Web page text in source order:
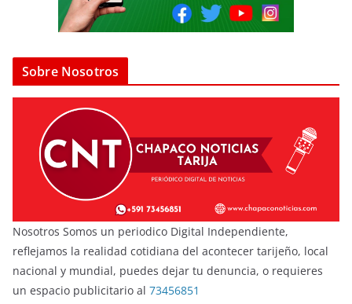
Sobre Nosotros
Nosotros Somos un periodico Digital Independiente,
reflejamos la realidad cotidiana del acontecer tarijeño, local
nacional y mundial, puedes dejar tu denuncia, o requieres
un espacio publicitario al 73456851